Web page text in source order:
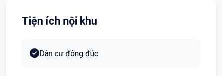
Tiện ích nội khu
Dân cư đông đúc